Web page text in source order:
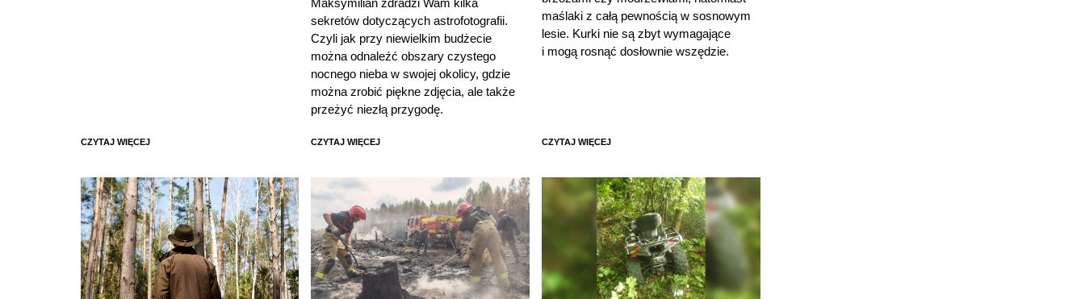
CZYTAJ WIĘCEJ
sekretów dotyczących astrofotografii.
Czyli jak przy niewielkim budżecie
można odnaleźć obszary czystego
nocnego nieba w swojej okolicy, gdzie
można zrobić piękne zdjęcia, ale także
przeżyć niezłą przygodę.
CZYTAJ WIĘCEJ
maślaki z całą pewnością w sosnowym
lesie. Kurki nie są zbyt wymagające
i mogą rosnąć dosłownie wszędzie.
CZYTAJ WIĘCEJ